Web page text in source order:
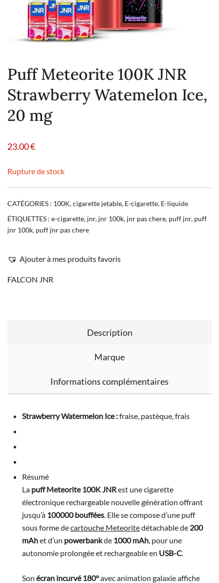
Puff Meteorite 100K JNR
Strawberry Watemelon Ice,
20 mg
23.00€
Rupture de stock
CATÉGORIES : 100K,cigarette jetable, E-cigarette, E-liquide
ÉTIQUETTES : e-cigarette, jnr, jnr 100k, jnr pas chere, puff jnr, puff
jnr 100k, puff jnr pas chere
Ajouter à mes produits favoris
FALCON JNR
Description
Marque
Informations complémentaires
Strawberry Watermelon Ice :fraise, pastèque, frais
Résumé
La puff Meteorite 100K JNRest une cigarette
électronique rechargeable nouvelle génération offrant
jusqu’à 100000 bouffées. Elle se compose d’une puff
sous forme decartouche Meteoritedétachable de 200
mAhet d’un powerbankde 1000 mAh, pour une
autonomie prolongée et rechargeable en USB-C.
Son écran incurvé 180°avec animation galaxie affiche